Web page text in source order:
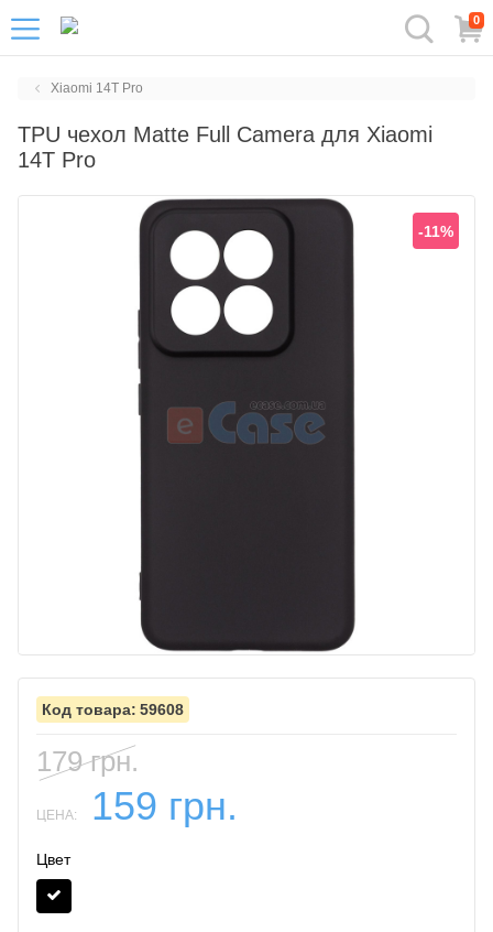
0
Xiaomi 14T Pro
TPU чехол Matte Full Camera для Xiaomi
14T Pro
-11%
59608
179 грн.
ЦЕНА: 159 грн.
Цвет